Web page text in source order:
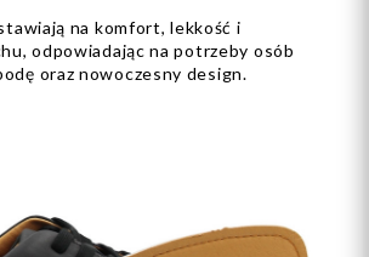
na komfort, lekkość i
odpowiadając na potrzeby osób
oraz nowoczesny design.